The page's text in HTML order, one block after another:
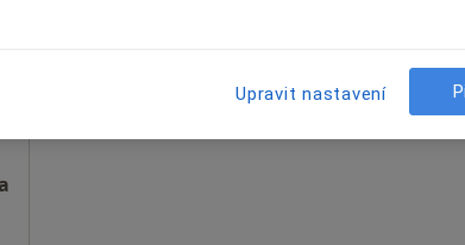
Zobrazit profil
Upravit nastavení